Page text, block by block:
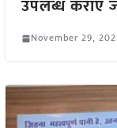
उपलब्ध कराए
November 29,